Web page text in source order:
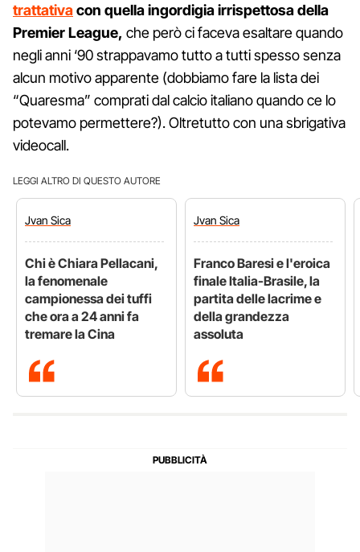
trattativacon quella ingordigia irrispettosa della
Premier League, che però ci faceva esaltare quando
negli anni ‘90 strappavamo tutto a tutti spesso senza
alcun motivo apparente (dobbiamo fare la lista dei
“Quaresma” comprati dal calcio italiano quando ce lo
potevamo permettere?). Oltretutto con una sbrigativa
videocall.
LEGGI ALTRO DI QUESTO AUTORE
Jvan Sica
Chi è Chiara Pellacani,
la fenomenale
campionessa dei tuffi
che ora a 24 anni fa
tremare la Cina
Jvan Sica
Franco Baresi e l'eroica
finale Italia-Brasile, la
partita delle lacrime e
della grandezza
assoluta